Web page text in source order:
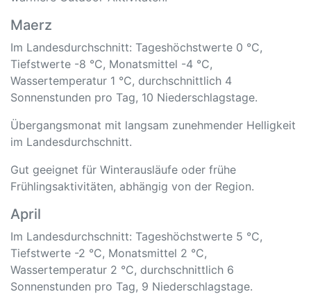
Maerz
Im Landesdurchschnitt: Tageshöchstwerte 0 °C,
Tiefstwerte -8 °C, Monatsmittel -4 °C,
Wassertemperatur 1 °C, durchschnittlich 4
Sonnenstunden pro Tag, 10 Niederschlagstage.
Übergangsmonat mit langsam zunehmender Helligkeit
im Landesdurchschnitt.
Gut geeignet für Winterausläufe oder frühe
Frühlingsaktivitäten, abhängig von der Region.
April
Im Landesdurchschnitt: Tageshöchstwerte 5 °C,
Tiefstwerte -2 °C, Monatsmittel 2 °C,
Wassertemperatur 2 °C, durchschnittlich 6
Sonnenstunden pro Tag, 9 Niederschlagstage.